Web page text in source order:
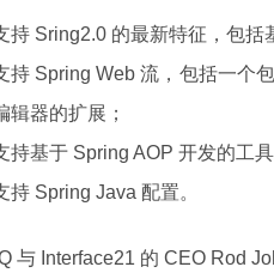
持 Sring2.0 的最新特征，包括
持 Spring Web 流，包括一个
辑器的扩展；
持基于 Spring AOP 开发的工
持 Spring Java 配置。
与 Interface21 的 CEO Rod